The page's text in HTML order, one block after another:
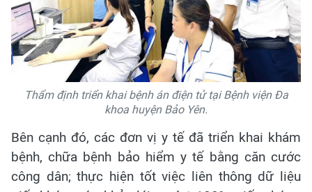
Thẩm định triển khai bệnh án điện tử tại Bệnh viện Đa
khoa huyện Bảo Yên.
Bên cạnh đó, các đơn vị y tế đã triển khai khám
bệnh, chữa bệnh bảo hiểm y tế bằng căn cước
công dân; thực hiện tốt việc liên thông dữ liệu